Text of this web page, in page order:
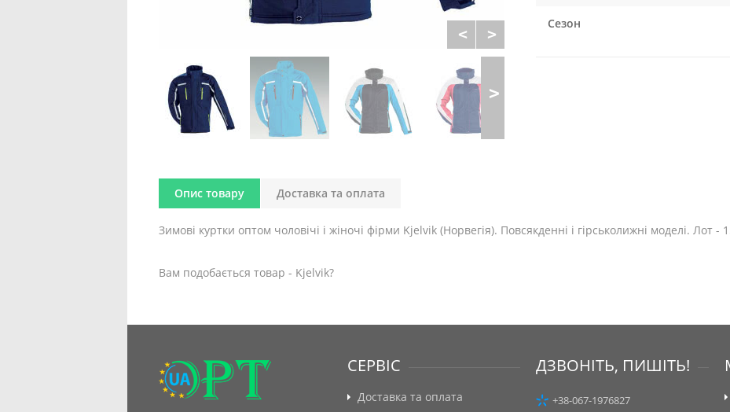
Сезон
Опис товару Доставка та оплата
Зимові куртки оптом чоловічі і жіночі фірми Kjelvik (Норвегія). Повсякденні і гірськолижні моделі. Лот -
Вам подобається товар - Kjelvik?
СЕРВІС
Доставка та оплата
ДЗВОНІТЬ, ПИШІТЬ!
+38-067-1976827